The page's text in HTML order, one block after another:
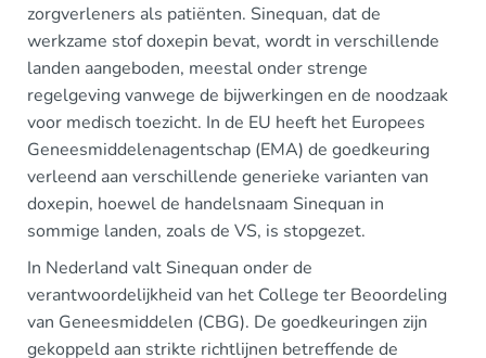
zorgverleners als patiënten. Sinequan, dat de
werkzame stof doxepin bevat, wordt in verschillende
landen aangeboden, meestal onder strenge
regelgeving vanwege de bijwerkingen en de noodzaak
voor medisch toezicht. In de EU heeft het Europees
Geneesmiddelenagentschap (EMA) de goedkeuring
verleend aan verschillende generieke varianten van
doxepin, hoewel de handelsnaam Sinequan in
sommige landen, zoals de VS, is stopgezet.
In Nederland valt Sinequan onder de
verantwoordelijkheid van het College ter Beoordeling
van Geneesmiddelen (CBG). De goedkeuringen zijn
gekoppeld aan strikte richtlijnen betreffende de